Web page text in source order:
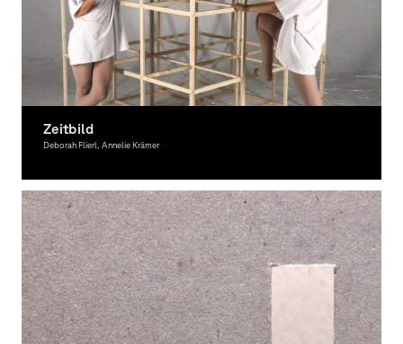
Zeitbild
Deborah Flierl, Annelie Krämer